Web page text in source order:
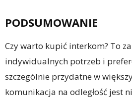
PODSUMOWANIE
Czy warto kupić interkom? To
indywidualnych potrzeb i
szczególnie przydatne w
komunikacja na odległość jest